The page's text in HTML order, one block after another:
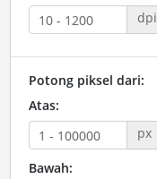
dpi
Potong piksel dari:
Atas:
px
Bawah: